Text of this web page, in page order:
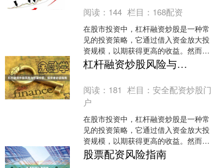
阅读： 144 栏目： 168配资
在股市投资中，杠杆融资炒股是一种常
见的投资策略，它通过借入资金放大投
资规模，以期获得更高的收益。然而，
杠杆融资炒股既可能带来丰厚的回报，
也可能导致巨大的亏损。本....
杠杆融资炒股风险与收益分析：投资者必读指南
阅读： 181 栏目：安全配资炒股门
户
在股市投资中，杠杆融资炒股是一种常
见的投资策略，它通过借入资金放大投
资规模，以期获得更高的收益。然而，
杠杆融资炒股也伴随着巨大的风险。本
文将从风险与收益的角度，....
股票配资风险指南